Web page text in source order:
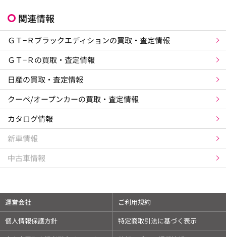
関連情報
ＧＴ−Ｒブラックエディションの買取・査定情報
ＧＴ−Ｒの買取・査定情報
日産の買取・査定情報
クーペ/オープンカーの買取・査定情報
カタログ情報
新車情報
中古車情報
運営会社
ご利用規約
個人情報保護方針
特定商取引法に基づく表示